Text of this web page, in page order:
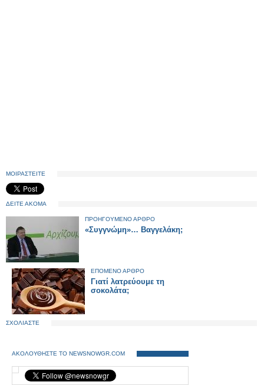
ΜΟΙΡΑΣΤΕΙΤΕ
ΔΕΙΤΕ ΑΚΟΜΑ
ΠΡΟΗΓΟΥΜΕΝΟ ΑΡΘΡΟ
«Συγγνώμη»… Βαγγελάκη;
ΕΠΟΜΕΝΟ ΑΡΘΡΟ
Γιατί λατρεύουμε τη
σοκολάτα;
ΣΧΟΛΙΑΣΤΕ
ΑΚΟΛΟΥΘΗΣΤΕ ΤΟ NEWSNOWGR.COM